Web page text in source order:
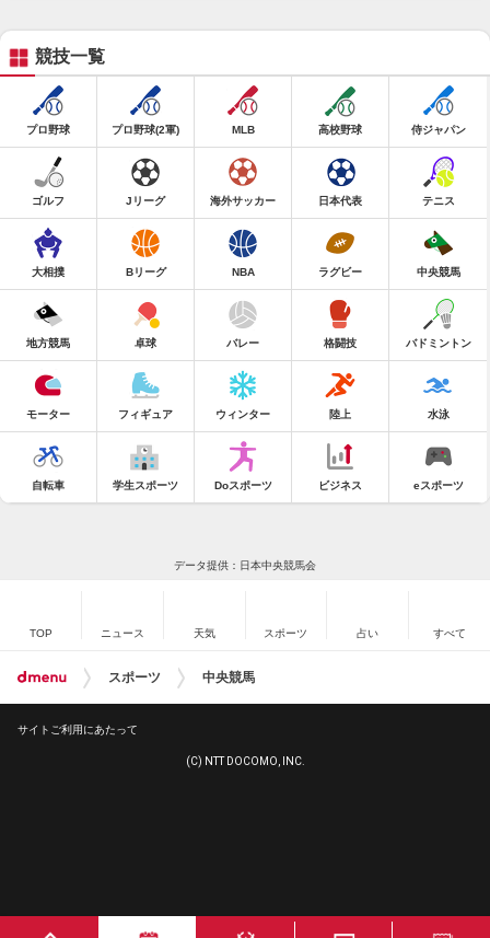
競技一覧
プロ野球 プロ野球(2軍) MLB 高校野球 侍ジャパン
ゴルフ Jリーグ 海外サッカー 日本代表 テニス
大相撲 Bリーグ NBA ラグビー 中央競馬
地方競馬 卓球 バレー 格闘技 バドミントン
モーター フィギュア ウィンター 陸上 水泳
自転車 学生スポーツ Doスポーツ ビジネス eスポーツ
データ提供：日本中央競馬会
TOP ニュース 天気 スポーツ 占い すべて
スポーツ 中央競馬
サイトご利用にあたって
(C) NTT DOCOMO, INC.